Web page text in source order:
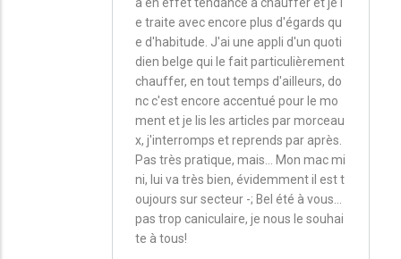
e traite avec encore plus d'égards qu
e d'habitude. J'ai une appli d'un quoti
dien belge qui le fait particulièrement
chauffer, en tout temps d'ailleurs, do
nc c'est encore accentué pour le mo
ment et je lis les articles par morceau
x, j'interromps et reprends par après.
Pas très pratique, mais... Mon mac mi
ni, lui va très bien, évidemment il est t
oujours sur secteur -; Bel été à vous...
pas trop caniculaire, je nous le souhai
te à tous!